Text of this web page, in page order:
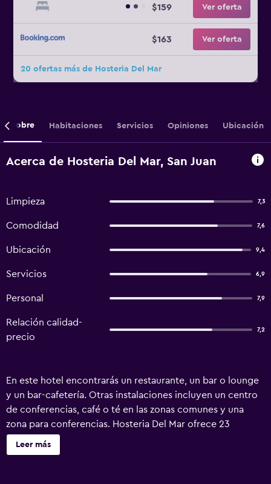
$159 Ver oferta
$163 Ver oferta
20 ofertas más de Hosteria Del Mar
Sobre Habitaciones Servicios Opiniones Ubicación
Acerca de Hosteria Del Mar, San Juan
Limpieza 7,3
Comodidad 7,6
Ubicación 9,4
Servicios 6,9
Personal 7,9
Relación calidad-
precio
7,2
En este hotel encontrarás un restaurante, un bar o lounge
y un bar-cafetería. Otras instalaciones incluyen un centro
de conferencias, café o té en las zonas comunes y una
zona para conferencias. Hosteria Del Mar ofrece 23
alojamientos con aire acondicionado, minibar y caja
fuerte. Todos los alojamientos tienen mobiliario diferente.
Leer más